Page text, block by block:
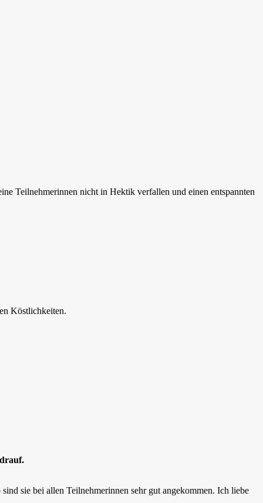
Teilnehmerinnen nicht in Hektik verfallen und einen entspannten
Köstlichkeiten.
sie bei allen Teilnehmerinnen sehr gut angekommen. Ich liebe